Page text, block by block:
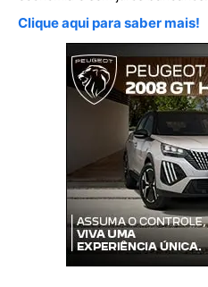
Clique aqui para saber mais!